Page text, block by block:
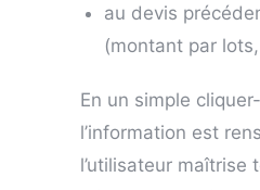
au devis
(montant par
En un simple
l’information est
l’utilisateur maîtrise